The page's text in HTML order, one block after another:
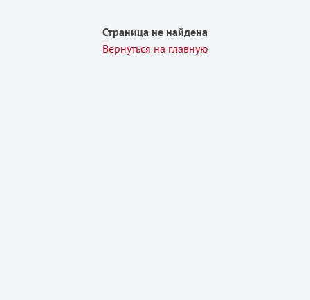
Страница не найдена
Вернуться на главную